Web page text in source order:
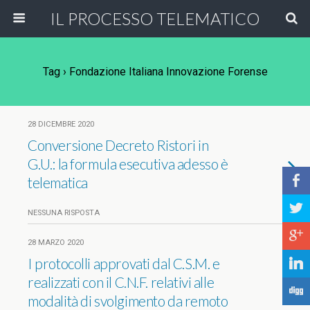
IL PROCESSO TELEMATICO
Tag › Fondazione Italiana Innovazione Forense
28 DICEMBRE 2020
Conversione Decreto Ristori in
G.U.: la formula esecutiva adesso è
telematica
NESSUNA RISPOSTA
28 MARZO 2020
I protocolli approvati dal C.S.M. e
realizzati con il C.N.F. relativi alle
modalità di svolgimento da remoto
b
a
c
j
F